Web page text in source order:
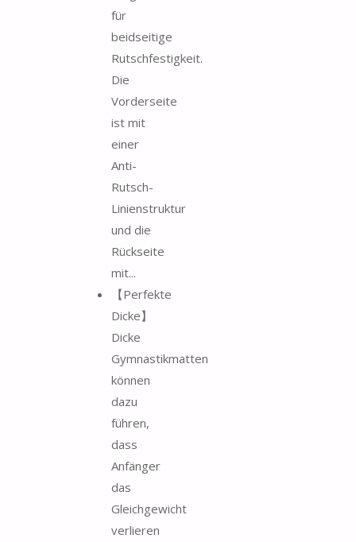
für
beidseitige
Rutschfestigkeit.
Die
Vorderseite
ist mit
einer
Anti-
Rutsch-
Linienstruktur
und die
Rückseite
mit...
【Perfekte
Dicke】
Dicke
Gymnastikmatten
können
dazu
führen,
dass
Anfänger
das
Gleichgewicht
verlieren